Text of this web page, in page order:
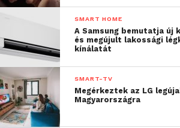
SMART HOME
A Samsung bemutatja új
és megújult lakossági
kínálatát
SMART-TV
Megérkeztek az LG
Magyarországra